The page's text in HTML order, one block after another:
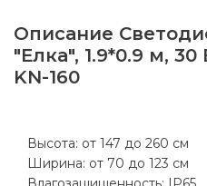
Описание
"Елка", 1.9*0.9 м, 30
KN-160
Высота: от 147 до 260 см
Ширина: от 70 до 123 см